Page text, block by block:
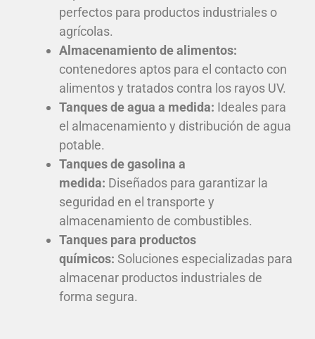
perfectos para productos industriales o
agrícolas.
Almacenamiento de alimentos:
contenedores aptos para el contacto con
alimentos y tratados contra los rayos UV.
Tanques de agua a medida: Ideales para
el almacenamiento y distribución de agua
potable.
Tanques de gasolina a
medida: Diseñados para garantizar la
seguridad en el transporte y
almacenamiento de combustibles.
Tanques para productos
químicos: Soluciones especializadas para
almacenar productos industriales de
forma segura.